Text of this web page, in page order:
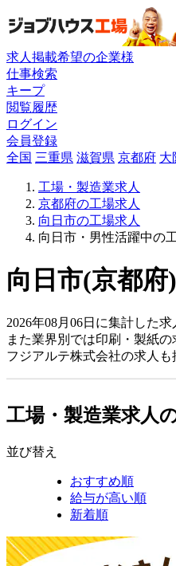
求人掲載希望の企業様
仕事検索
キープ
閲覧履歴
ログイン
会員登録
全国 三重県 滋賀県 京都府 大
工場・製造業求人
京都府の工場求人
向日市の工場求人
向日市・男性活躍中の
向日市(京都
2026年08月06日に集計した
また業界別では印刷・製紙
フジアルテ株式会社の求人
工場・製造業求人
並び替え
おすすめ順
給与が高い順
新着順